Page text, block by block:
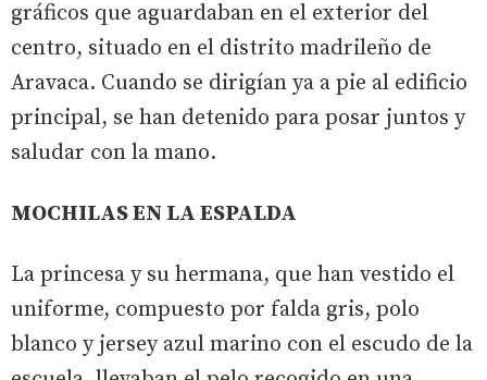
gráficos que aguardaban en el exterior del
centro, situado en el distrito madrileño de
Aravaca. Cuando se dirigían ya a pie al edificio
principal, se han detenido para posar juntos y
saludar con la mano.
MOCHILAS EN LA ESPALDA
La princesa y su hermana, que han vestido el
uniforme, compuesto por falda gris, polo
blanco y jersey azul marino con el escudo de la